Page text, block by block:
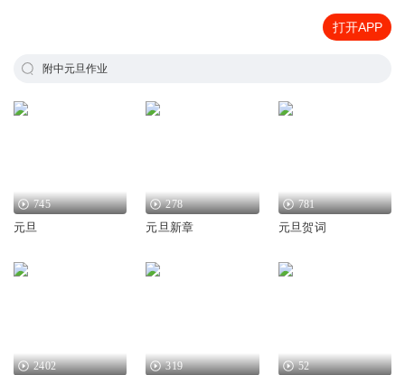
打开APP
附中元旦作业
745
元旦
278
元旦新章
781
元旦贺词
2402 319 52